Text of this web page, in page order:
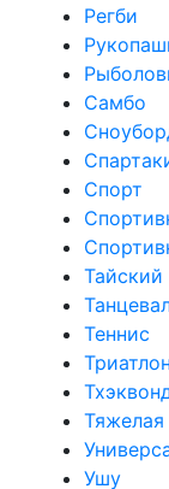
Регби
Самбо
Спорт
Тайский
Теннис
Триатлон
Тяжелая
Ушу